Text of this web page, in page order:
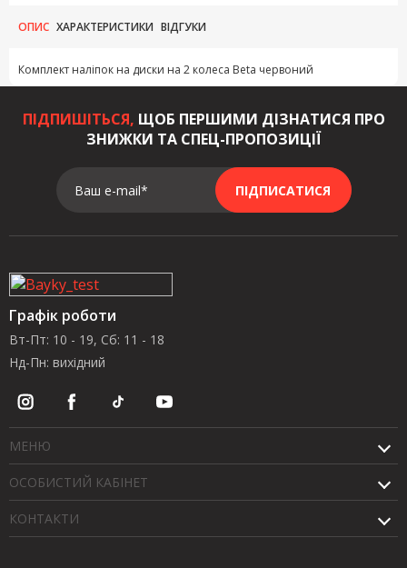
ОПИС ХАРАКТЕРИСТИКИ ВІДГУКИ
Комплект наліпок на диски на 2 колеса Beta червоний
ПІДПИШІТЬСЯ, ЩОБ ПЕРШИМИ ДІЗНАТИСЯ ПРО
ЗНИЖКИ ТА СПЕЦ-ПРОПОЗИЦІЇ
Ваш e-mail* ПІДПИСАТИСЯ
Графік роботи
Вт-Пт: 10 - 19, Сб: 11 - 18
Нд-Пн: вихідний
МЕНЮ
ОСОБИСТИЙ КАБІНЕТ
КОНТАКТИ